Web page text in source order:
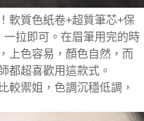
軟質色紙卷+超質筆芯+保
拉即可。在眉筆用完的時
上色容易，顏色自然，而
都超喜歡用這款式。
較禦姐，色調沉穩低調，